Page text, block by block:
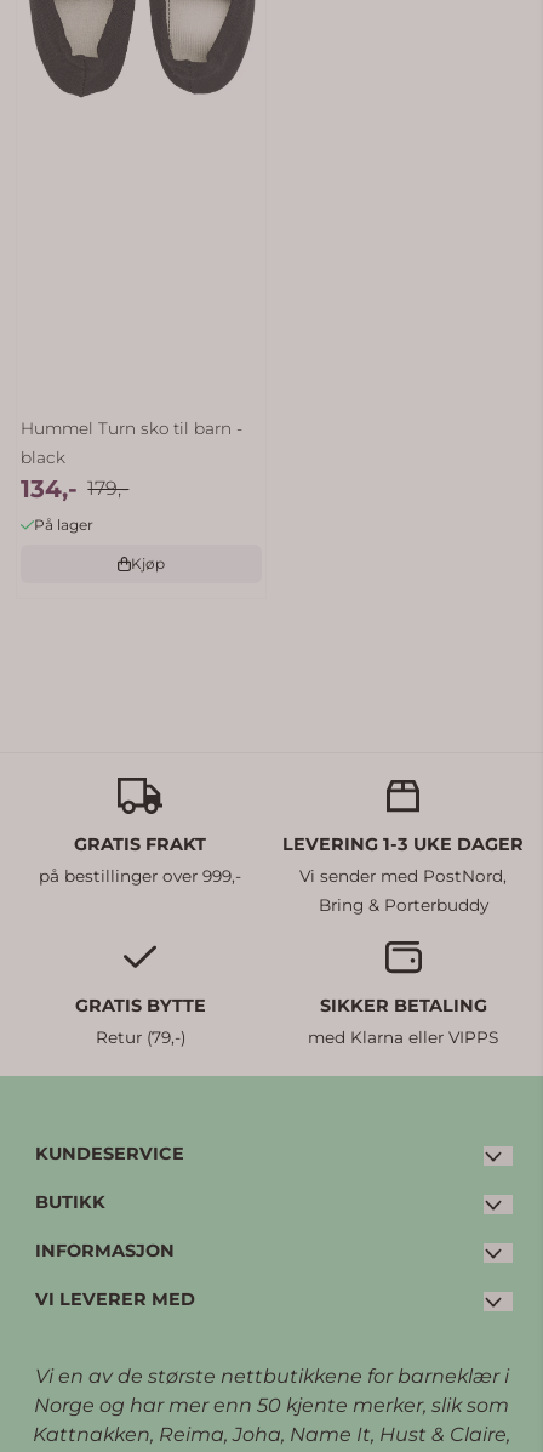
Hummel Turn sko til barn -
black
134,- 179,-
På lager
Kjøp
GRATIS FRAKT
på bestillinger over 999,-
LEVERING 1-3 UKE DAGER
Vi sender med PostNord,
Bring & Porterbuddy
GRATIS BYTTE
Retur (79,-)
SIKKER BETALING
med Klarna eller VIPPS
KUNDESERVICE
E-post:
3086 Holmestrand
BUTIKK
Kjøpsvilkår
Personvern
Logg inn
INFORMASJON
Bytte og retur
Om oss
Kundeklubb
VI LEVERER MED
Vi en av de største nettbutikkene for barneklær i
Norge og har mer enn 50 kjente merker, slik som
Kattnakken, Reima, Joha, Name It, Hust & Claire,